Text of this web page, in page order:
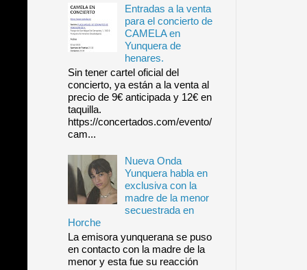
Entradas a la venta
para el concierto de
CAMELA en
Yunquera de
henares.
Sin tener cartel oficial del
concierto, ya están a la venta al
precio de 9€ anticipada y 12€ en
taquilla.
https://concertados.com/evento/
cam...
Nueva Onda
Yunquera habla en
exclusiva con la
madre de la menor
secuestrada en
Horche
La emisora yunquerana se puso
en contacto con la madre de la
menor y esta fue su reacción